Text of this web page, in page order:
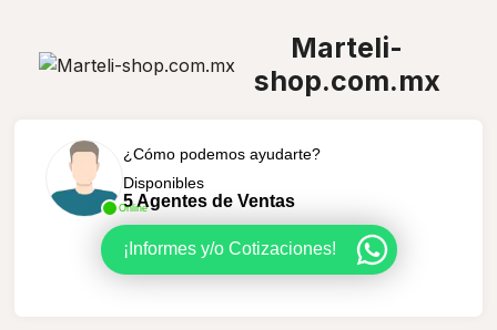
Marteli-
shop.com.mx
Online
¿Cómo podemos ayudarte?
Disponibles
5 Agentes de Ventas
¡Informes y/o Cotizaciones!